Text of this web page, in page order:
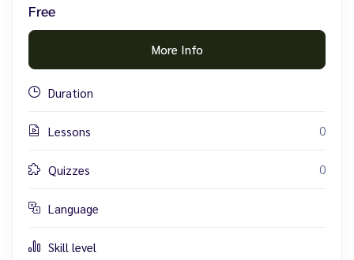
Free
More Info
Duration
Lessons 0
Quizzes 0
Language
Skill level